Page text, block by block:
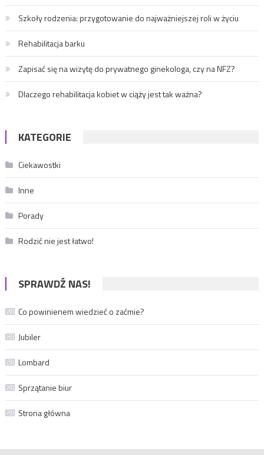
Szkoły rodzenia: przygotowanie do najważniejszej roli w życiu
Rehabilitacja barku
Zapisać się na wizytę do prywatnego ginekologa, czy na NFZ?
Dlaczego rehabilitacja kobiet w ciąży jest tak ważna?
KATEGORIE
Ciekawostki
Inne
Porady
Rodzić nie jest łatwo!
SPRAWDŹ NAS!
Co powinienem wiedzieć o zaćmie?
Jubiler
Lombard
Sprzątanie biur
Strona główna